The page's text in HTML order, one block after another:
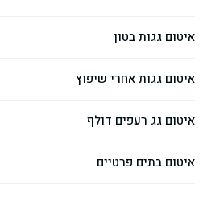
איטום גגות בטון
איטום גגות אחרי שיפוץ
איטום גג רעפים דולף
איטום בתים פרטיים